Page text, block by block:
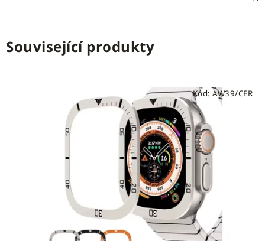
Související produkty
Kód: AW39/CER